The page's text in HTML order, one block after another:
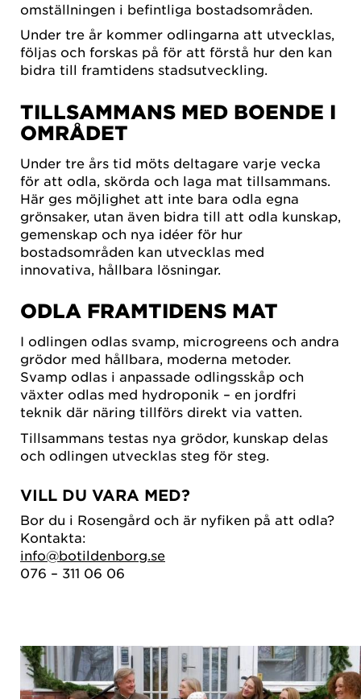
omställningen i befintliga bostadsområden.
Under tre år kommer odlingarna att utvecklas,
följas och forskas på för att förstå hur den kan
bidra till framtidens stadsutveckling.
TILLSAMMANS MED BOENDE I
OMRÅDET
Under tre års tid möts deltagare varje vecka
för att odla, skörda och laga mat tillsammans.
Här ges möjlighet att inte bara odla egna
grönsaker, utan även bidra till att odla kunskap,
gemenskap och nya idéer för hur
bostadsområden kan utvecklas med
innovativa, hållbara lösningar.
ODLA FRAMTIDENS MAT
I odlingen odlas svamp, microgreens och andra
grödor med hållbara, moderna metoder.
Svamp odlas i anpassade odlingsskåp och
växter odlas med hydroponik – en jordfri
teknik där näring tillförs direkt via vatten.
Tillsammans testas nya grödor, kunskap delas
och odlingen utvecklas steg för steg.
VILL DU VARA MED?
Bor du i Rosengård och är nyfiken på att odla?
Kontakta:
info@botildenborg.se
076 – 311 06 06